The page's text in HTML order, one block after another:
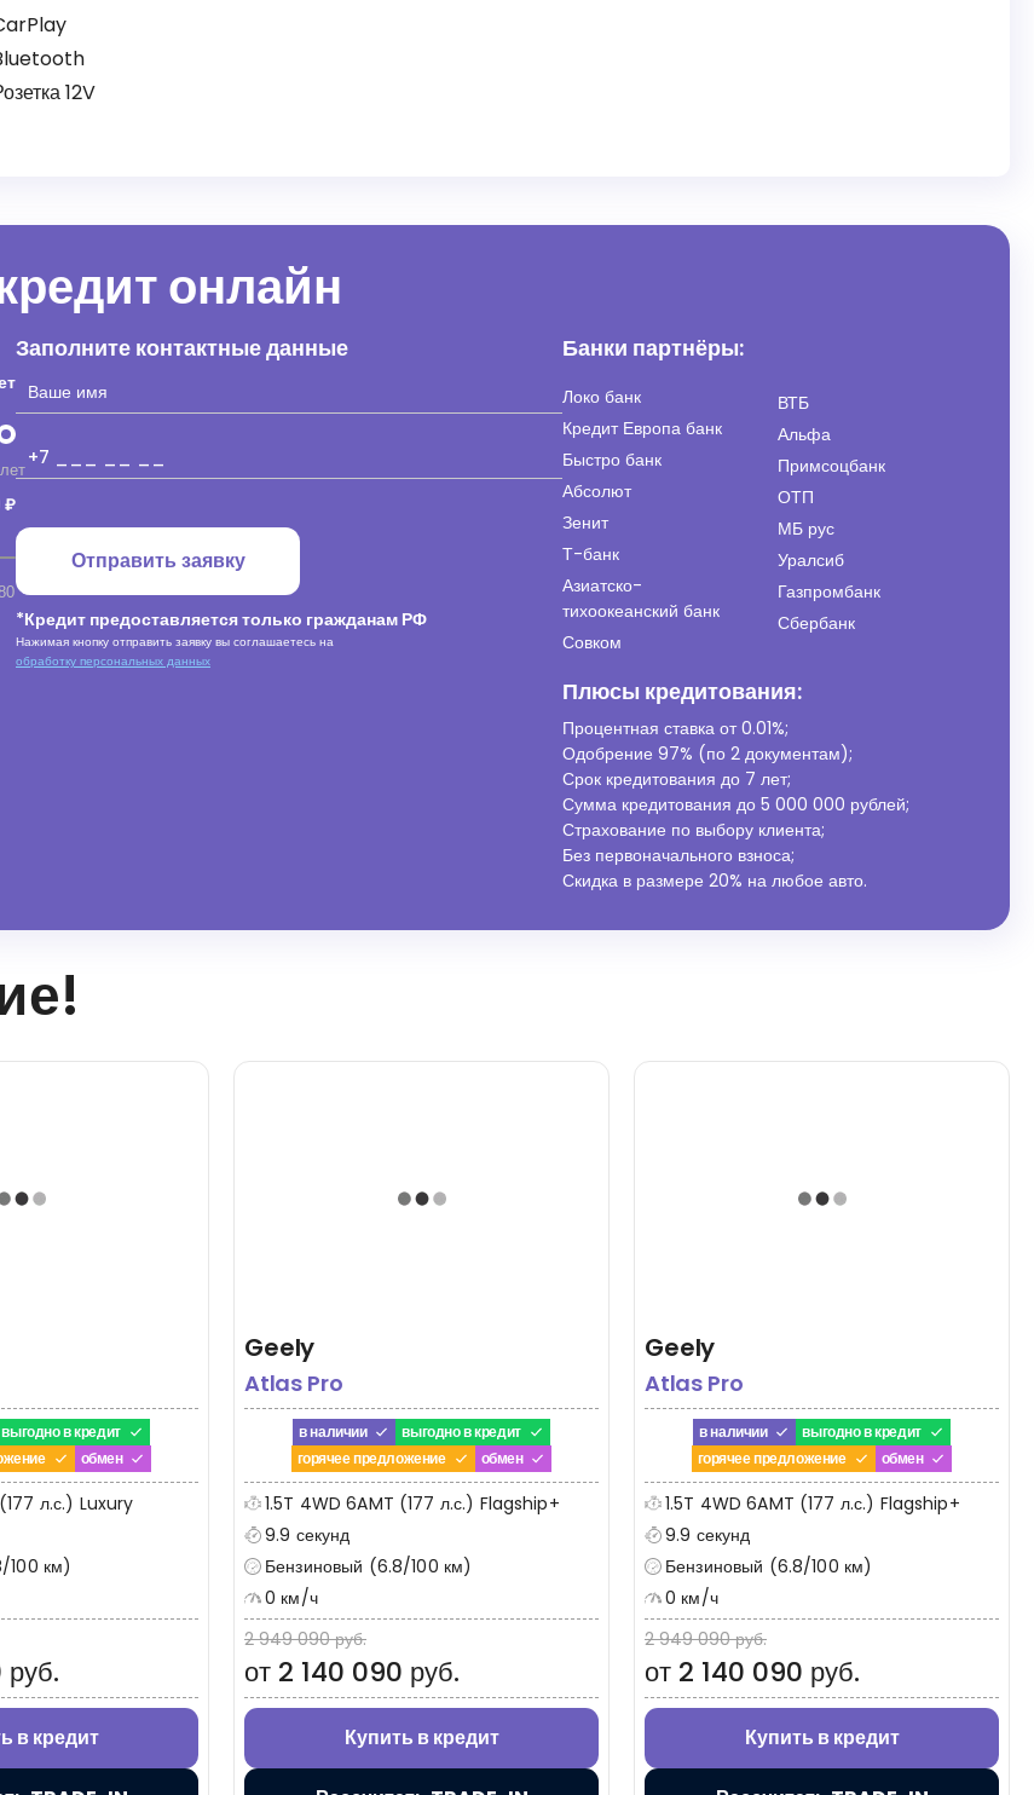
12V
онлайн
₽
Заполните контактные данные
Отправить заявку
*Кредит предоставляется только гражданам РФ
Нажимая кнопку отправить заявку вы соглашаетесь на
обработку персональных данных
Банки партнёры:
Локо банк
Кредит Европа банк
Быстро банк
Абсолют
Зенит
Т-банк
Азиатско-
тихоокеанский банк
Совком
ВТБ
Альфа
Примсоцбанк
ОТП
МБ рус
Уралсиб
Газпромбанк
Сбербанк
Плюсы кредитования:
Процентная ставка от0.01%;
Одобрение 97% (по 2 документам);
Срок кредитования до 7 лет;
Сумма кредитования до 5 000 000 рублей;
Страхование по выбору клиента;
Без первоначального взноса;
Скидка в размере 20% на любое авто.
выгодно в кредит
обмен
л.с.) Luxury
100 км)
в кредит
Geely
Atlas Pro
в наличии
выгодно в кредит
горячее предложение
обмен
1.5T 4WD 6AMT (177 л.с.) Flagship+
9.9 секунд
Бензиновый (6.8/100 км)
0 км/ч
2 949 090 руб.
от 2 140 090 руб.
Купить в кредит
Geely
Atlas Pro
в наличии
выгодно в кредит
горячее предложение
обмен
1.5T 4WD 6AMT (177 л.с.) Flagship+
9.9 секунд
Бензиновый (6.8/100 км)
0 км/ч
2 949 090 руб.
от 2 140 090 руб.
Купить в кредит